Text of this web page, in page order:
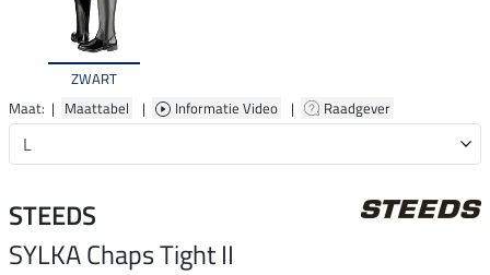
ZWART
Maat: | Maattabel | Informatie Video | Raadgever
STEEDS
SYLKAChaps Tight II